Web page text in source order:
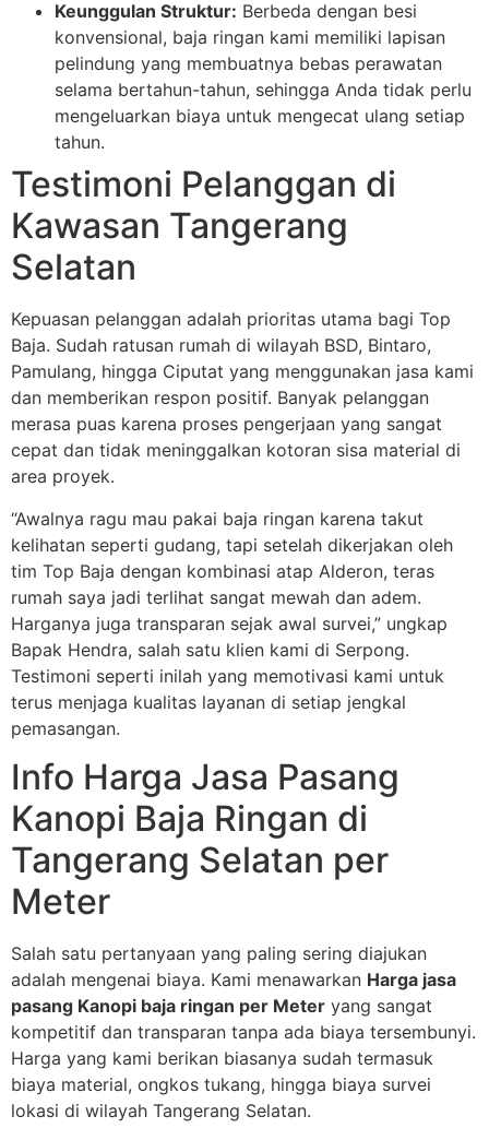
Keunggulan Struktur: Berbeda dengan besi
konvensional, baja ringan kami memiliki lapisan
pelindung yang membuatnya bebas perawatan
selama bertahun-tahun, sehingga Anda tidak perlu
mengeluarkan biaya untuk mengecat ulang setiap
tahun.
Testimoni Pelanggan di
Kawasan Tangerang
Selatan
Kepuasan pelanggan adalah prioritas utama bagi Top
Baja. Sudah ratusan rumah di wilayah BSD, Bintaro,
Pamulang, hingga Ciputat yang menggunakan jasa kami
dan memberikan respon positif. Banyak pelanggan
merasa puas karena proses pengerjaan yang sangat
cepat dan tidak meninggalkan kotoran sisa material di
area proyek.
“Awalnya ragu mau pakai baja ringan karena takut
kelihatan seperti gudang, tapi setelah dikerjakan oleh
tim Top Baja dengan kombinasi atap Alderon, teras
rumah saya jadi terlihat sangat mewah dan adem.
Harganya juga transparan sejak awal survei,” ungkap
Bapak Hendra, salah satu klien kami di Serpong.
Testimoni seperti inilah yang memotivasi kami untuk
terus menjaga kualitas layanan di setiap jengkal
pemasangan.
Info Harga Jasa Pasang
Kanopi Baja Ringan di
Tangerang Selatan per
Meter
Salah satu pertanyaan yang paling sering diajukan
adalah mengenai biaya. Kami menawarkan Harga jasa
pasang Kanopi baja ringan per Meter yang sangat
kompetitif dan transparan tanpa ada biaya tersembunyi.
Harga yang kami berikan biasanya sudah termasuk
biaya material, ongkos tukang, hingga biaya survei
lokasi di wilayah Tangerang Selatan.